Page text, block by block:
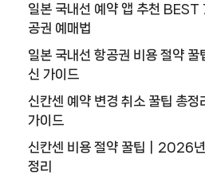
일본 국내선 예약 앱 추천 BEST
공권 예매법
일본 국내선 항공권 비용 절약
신 가이드
신칸센 예약 변경 취소 꿀팁 총
가이드
신칸센 비용 절약 꿀팁｜2026
정리